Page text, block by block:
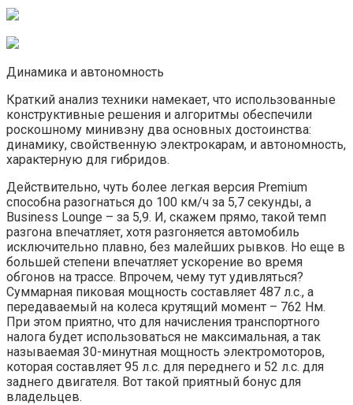
Динамика и автономность
Краткий анализ техники намекает, что использованные
конструктивные решения и алгоритмы обеспечили
роскошному минивэну два основных достоинства:
динамику, свойственную электрокарам, и автономность,
характерную для гибридов.
Действительно, чуть более легкая версия Premium
способна разогнаться до 100 км/ч за 5,7 секунды, а
Business Lounge – за 5,9. И, скажем прямо, такой темп
разгона впечатляет, хотя разгоняется автомобиль
исключительно плавно, без малейших рывков. Но еще в
большей степени впечатляет ускорение во время
обгонов на трассе. Впрочем, чему тут удивляться?
Суммарная пиковая мощность составляет 487 л.с., а
передаваемый на колеса крутящий момент – 762 Нм.
При этом приятно, что для начисления транспортного
налога будет использоваться не максимальная, а так
называемая 30-минутная мощность электромоторов,
которая составляет 95 л.с. для переднего и 52 л.с. для
заднего двигателя. Вот такой приятный бонус для
владельцев.